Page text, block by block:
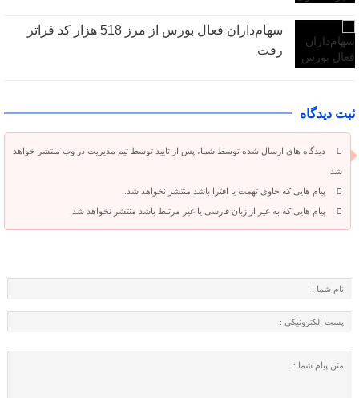
سهام‌داران فعال بورس از مرز 518 هزار کد فراتر
رفت
ثبت دیدگاه
دیدگاه های ارسال شده توسط شما، پس از تایید توسط تیم مدیریت در وب منتشر خواهد
شد.
پیام هایی که حاوی تهمت یا افترا باشد منتشر نخواهد شد.
پیام هایی که به غیر از زبان فارسی یا غیر مرتبط باشد منتشر نخواهد شد.